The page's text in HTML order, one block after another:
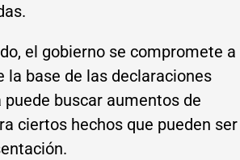
el gobierno se compromete a
base de las declaraciones
buscar aumentos de
ciertos hechos que pueden ser